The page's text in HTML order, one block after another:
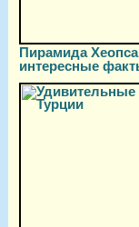
Пирамида Хеопса
интересные